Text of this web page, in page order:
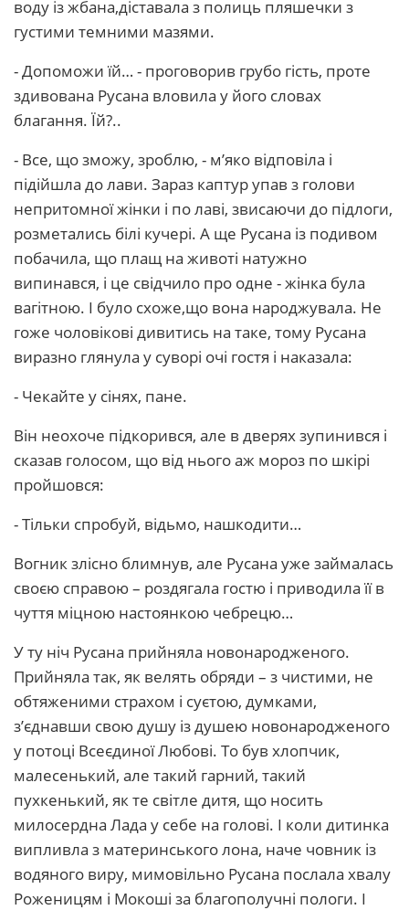
воду із жбана,діставала з полиць пляшечки з
густими темними мазями.
- Допоможи їй… - проговорив грубо гість, проте
здивована Русана вловила у його словах
благання. Їй?..
- Все, що зможу, зроблю, - м’яко відповіла і
підійшла до лави. Зараз каптур упав з голови
непритомної жінки і по лаві, звисаючи до підлоги,
розметались білі кучері. А ще Русана із подивом
побачила, що плащ на животі натужно
випинався, і це свідчило про одне - жінка була
вагітною. І було схоже,що вона народжувала. Не
гоже чоловікові дивитись на таке, тому Русана
виразно глянула у суворі очі гостя і наказала:
- Чекайте у сінях, пане.
Він неохоче підкорився, але в дверях зупинився і
сказав голосом, що від нього аж мороз по шкірі
пройшовся:
- Тільки спробуй, відьмо, нашкодити…
Вогник злісно блимнув, але Русана уже займалась
своєю справою – роздягала гостю і приводила її в
чуття міцною настоянкою чебрецю…
У ту ніч Русана прийняла новонародженого.
Прийняла так, як велять обряди – з чистими, не
обтяженими страхом і суєтою, думками,
з’єднавши свою душу із душею новонародженого
у потоці Всеєдиної Любові. То був хлопчик,
малесенький, але такий гарний, такий
пухкенький, як те світле дитя, що носить
милосердна Лада у себе на голові. І коли дитинка
випливла з материнського лона, наче човник із
водяного виру, мимовільно Русана послала хвалу
Роженицям і Мокоші за благополучні пологи. І